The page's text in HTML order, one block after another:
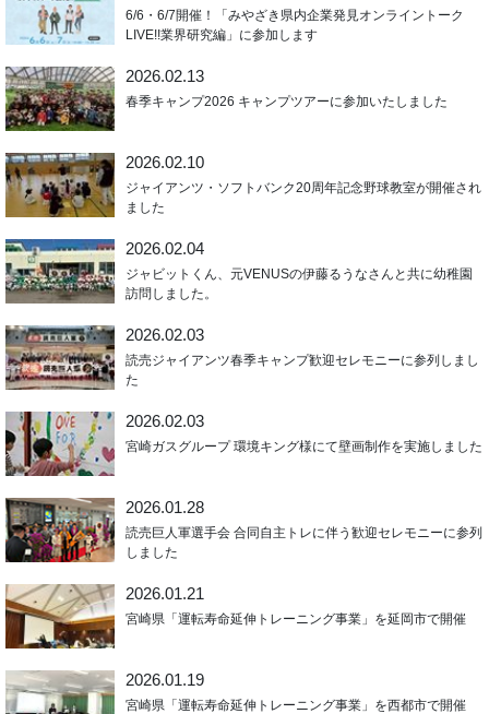
6/6・6/7開催！「みやざき県内企業発見オンライントーク
LIVE!!業界研究編」に参加します
2026.02.13
春季キャンプ2026 キャンプツアーに参加いたしました
2026.02.10
ジャイアンツ・ソフトバンク20周年記念野球教室が開催され
ました
2026.02.04
ジャビットくん、元VENUSの伊藤るうなさんと共に幼稚園
訪問しました。
2026.02.03
読売ジャイアンツ春季キャンプ歓迎セレモニーに参列しまし
た
2026.02.03
宮崎ガスグループ 環境キング様にて壁画制作を実施しました
2026.01.28
読売巨人軍選手会 合同自主トレに伴う歓迎セレモニーに参列
しました
2026.01.21
宮崎県「運転寿命延伸トレーニング事業」を延岡市で開催
2026.01.19
宮崎県「運転寿命延伸トレーニング事業」を西都市で開催